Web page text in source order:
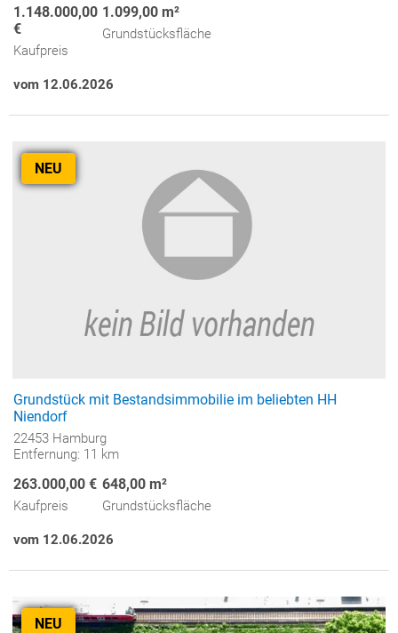
1.148.000,00
€
Kaufpreis
1.099,00 m²
Grundstücksfläche
vom 12.06.2026
NEU
Grundstück mit Bestandsimmobilie im beliebten HH
Niendorf
22453 Hamburg
Entfernung: 11 km
263.000,00 €
Kaufpreis
648,00 m²
Grundstücksfläche
vom 12.06.2026
NEU